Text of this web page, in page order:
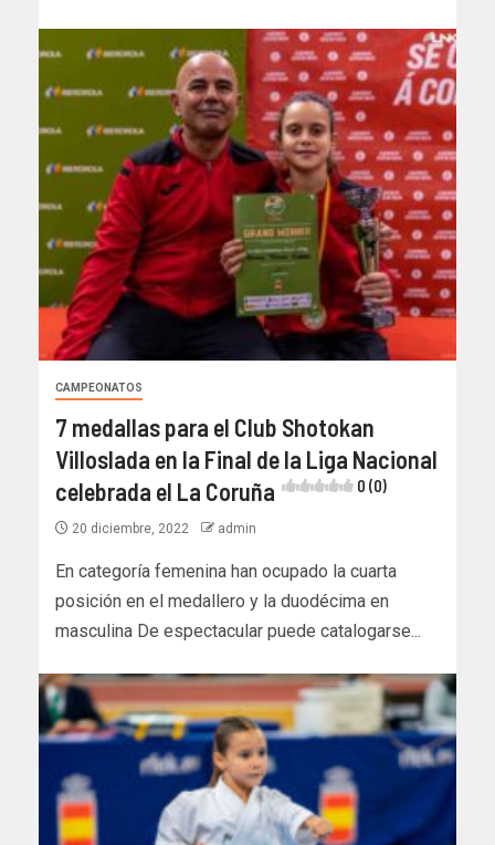
CAMPEONATOS
7 medallas para el Club Shotokan
Villoslada en la Final de la Liga Nacional
celebrada el La Coruña
0 (0)
20 diciembre, 2022 admin
En categoría femenina han ocupado la cuarta
posición en el medallero y la duodécima en
masculina De espectacular puede catalogarse...